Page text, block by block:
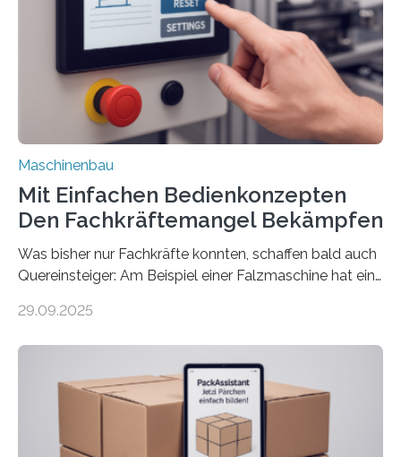
Maschinenbau
Mit Einfachen Bedienkonzepten
Den Fachkräftemangel Bekämpfen
Was bisher nur Fachkräfte konnten, schaffen bald auch
Quereinsteiger: Am Beispiel einer Falzmaschine hat ein
Mensch-Maschine-Schnittstelle so sehr vereinfacht,
Die zugrunde liegende Methodik lässt sich auf alle
anderen Maschinen übertragen. Eine Falzmaschine
umzurüsten ist ein Job für echte Profis. Eine solche
Maschine faltet in Druckereien Broschüren, Prospekte,
Landkarten und vieles mehr – mehrere Zehntausend
29.09.2025